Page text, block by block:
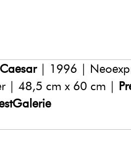
Caesar| 1996 |
| 48,5 cm x 60 cm |